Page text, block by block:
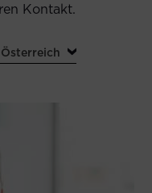
Kontakt.
Österreich